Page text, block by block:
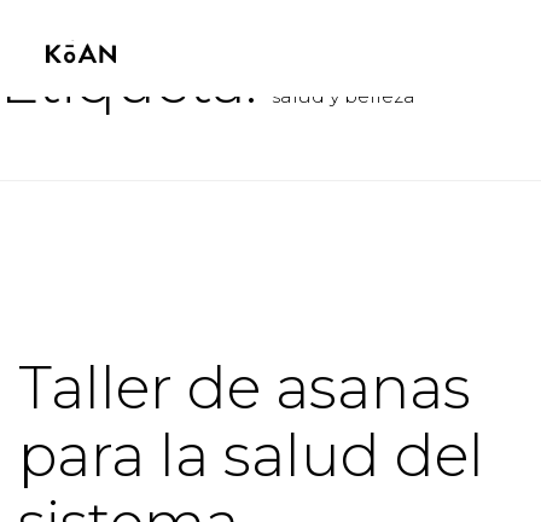
Etiqueta: salud y belleza
Taller de asanas
para la salud del